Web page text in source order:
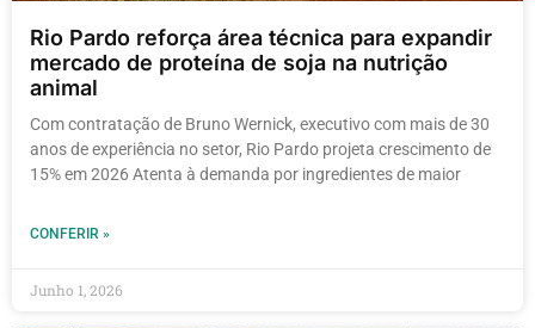
Rio Pardo reforça área técnica para expandir
mercado de proteína de soja na nutrição
animal
Com contratação de Bruno Wernick, executivo com mais de 30
anos de experiência no setor, Rio Pardo projeta crescimento de
15% em 2026 Atenta à demanda por ingredientes de maior
CONFERIR »
Junho 1, 2026